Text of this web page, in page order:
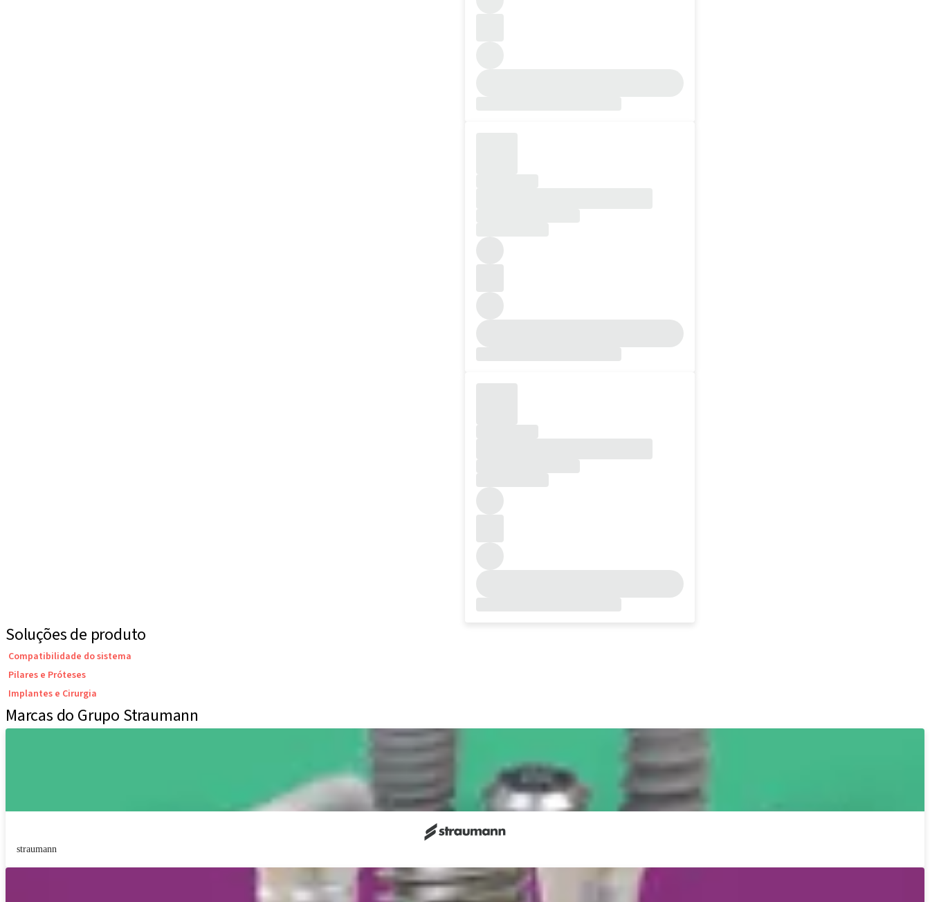
Soluções de produto
Compatibilidade do sistema
Pilares e Próteses
Implantes e Cirurgia
Marcas do Grupo Straumann
straumann